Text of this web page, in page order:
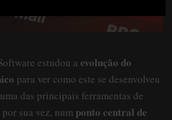
estudou a evolução do
para ver como este se desenvolveu
das principais ferramentas de
sua vez, num ponto central de